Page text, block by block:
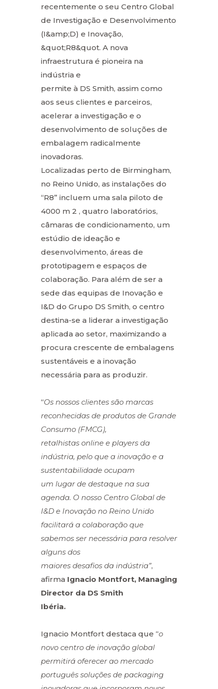
recentemente o seu Centro Global
de Investigação e Desenvolvimento
(I&amp;D) e Inovação,
&quot;R8&quot. A nova
infraestrutura é pioneira na
indústria e
permite à DS Smith, assim como
aos seus clientes e parceiros,
acelerar a investigação e o
desenvolvimento de soluções de
embalagem radicalmente
inovadoras.
Localizadas perto de Birmingham,
no Reino Unido, as instalações do
“R8” incluem uma sala piloto de
4000 m 2 , quatro laboratórios,
câmaras de condicionamento, um
estúdio de ideação e
desenvolvimento, áreas de
prototipagem e espaços de
colaboração. Para além de ser a
sede das equipas de Inovação e
I&D do Grupo DS Smith, o centro
destina-se a liderar a investigação
aplicada ao setor, maximizando a
procura crescente de embalagens
sustentáveis e a inovação
necessária para as produzir.
“Os nossos clientes são marcas
reconhecidas de produtos de Grande
Consumo (FMCG),
retalhistas online e players da
indústria, pelo que a inovação e a
sustentabilidade ocupam
um lugar de destaque na sua
agenda. O nosso Centro Global de
I&D e Inovação no Reino Unido
facilitará a colaboração que
sabemos ser necessária para resolver
alguns dos
maiores desafios da indústria”,
afirma Ignacio Montfort, Managing
Director da DS Smith
Ibéria.
Ignacio Montfort destaca que “o
novo centro de inovação global
permitirá oferecer ao mercado
português soluções de packaging